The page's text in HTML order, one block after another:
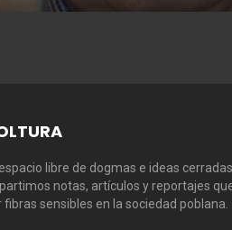
libre de dogmas e ideas
notas, artículos y reportajes
fibras sensibles en la sociedad poblana.